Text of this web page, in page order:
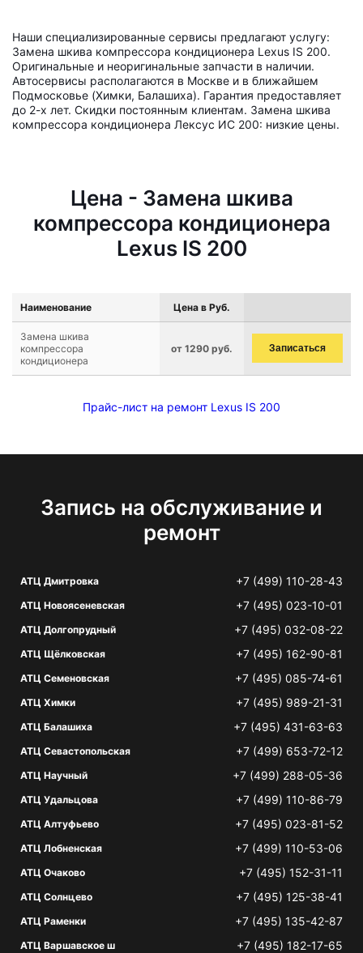
Наши специализированные сервисы предлагают услугу:
Замена шкива компрессора кондиционера Lexus IS 200.
Оригинальные и неоригинальные запчасти в наличии.
Автосервисы располагаются в Москве и в ближайшем
Подмосковье (Химки, Балашиха). Гарантия предоставляет
до 2-х лет. Скидки постоянным клиентам. Замена шкива
компрессора кондиционера Лексус ИС 200: низкие цены.
Цена - Замена шкива
компрессора кондиционера
Lexus IS 200
Наименование Цена в Руб.
Замена шкива
компрессора
кондиционера
от 1290 руб. Записаться
Прайс-лист на ремонт Lexus IS 200
Запись на обслуживание и
ремонт
АТЦ Дмитровка +7 (499) 110-28-43
АТЦ Новоясеневская +7 (495) 023-10-01
АТЦ Долгопрудный +7 (495) 032-08-22
АТЦ Щёлковская +7 (495) 162-90-81
АТЦ Семеновская +7 (495) 085-74-61
АТЦ Химки +7 (495) 989-21-31
АТЦ Балашиха +7 (495) 431-63-63
АТЦ Севастопольская +7 (499) 653-72-12
АТЦ Научный +7 (499) 288-05-36
АТЦ Удальцова +7 (499) 110-86-79
АТЦ Алтуфьево +7 (495) 023-81-52
АТЦ Лобненская +7 (499) 110-53-06
АТЦ Очаково +7 (495) 152-31-11
АТЦ Солнцево +7 (495) 125-38-41
АТЦ Раменки +7 (495) 135-42-87
АТЦ Варшавское ш +7 (495) 182-17-65